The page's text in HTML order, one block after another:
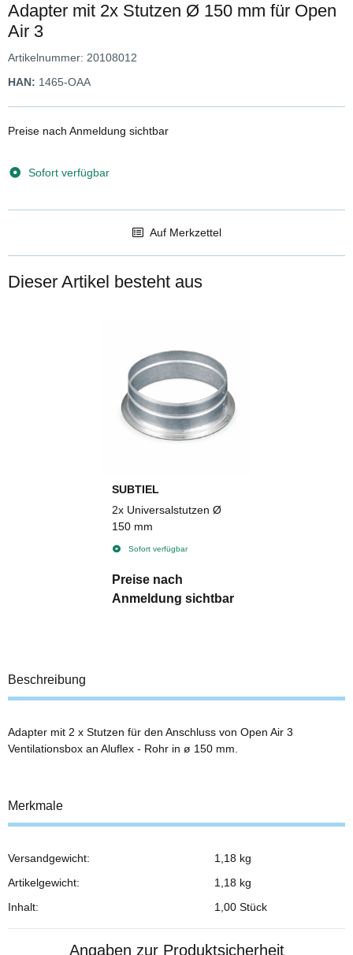
Adapter mit 2x Stutzen Ø 150 mm für Open
Air 3
Artikelnummer: 20108012
HAN: 1465-OAA
Preise nach Anmeldung sichtbar
Sofort verfügbar
Auf Merkzettel
Dieser Artikel besteht aus
SUBTIEL
2x Universalstutzen Ø
150 mm
Sofort verfügbar
Preise nach
Anmeldung sichtbar
Beschreibung
Adapter mit 2 x Stutzen für den Anschluss von Open Air 3
Ventilationsbox an Aluflex - Rohr in ø 150 mm.
Merkmale
Produkteigenschaft
Wert
Versandgewicht:
1,18 kg
Artikelgewicht:
1,18 kg
Inhalt:
1,00 Stück
Angaben zur Produktsicherheit